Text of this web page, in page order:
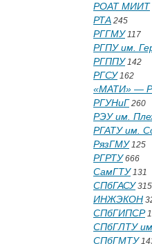
РОАТ МИИТ
РТА 245
РГГМУ117
РГПУ им.
РГППУ142
РГСУ162
«МАТИ» —
РГУНиГ 260
РЭУ им.
РГАТУ им.
РязГМУ125
РГРТУ666
СамГТУ131
СПбГАСУ315
ИНЖЭКОН
СПбГИПСР
СПбГЛТУ
СПбГМТУ